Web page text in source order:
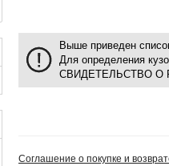
Выше приведен
Для определения
СВИДЕТЕЛЬСТВО О
Соглашение о покупке и